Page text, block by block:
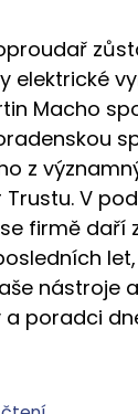
elektrické
Macho
z
V
firmě daří
nástroje
poradci